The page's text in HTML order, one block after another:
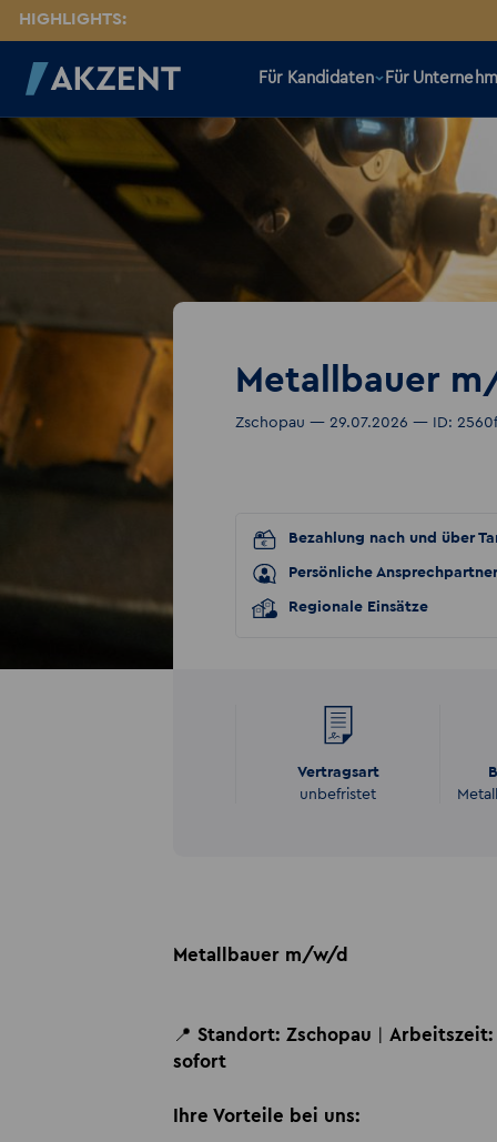
HIGHLIGHTS:
Für Kandidaten Für
Metallbauer
Zschopau — 29.07.2026 — ID:
Bezahlung nach und über
Persönliche Ansprechpartner
Regionale Einsätze
Vertragsart
unbefristet
Metallbauer m/w/d
📍 Standort: Zschopau Arbeitszeit:
sofort
Ihre Vorteile bei uns: